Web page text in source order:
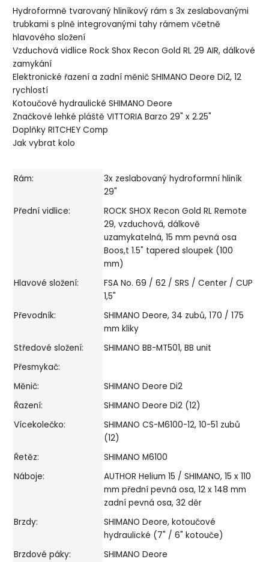
Hydroformně tvarovaný hliníkový rám s 3x zeslabovanými
trubkami s plně integrovanými tahy rámem včetně
hlavového složení
Vzduchová vidlice Rock Shox Recon Gold RL 29 AIR, dálkové
zamykání
Elektronické řazení a zadní měnič SHIMANO Deore Di2, 12
rychlostí
Kotoučové hydraulické SHIMANO Deore
Značkové lehké pláště VITTORIA Barzo 29" x 2.25"
Doplňky RITCHEY Comp
Jak vybrat kolo
Rám:
3x zeslabovaný hydroformní hliník
29"
Přední vidlice:
ROCK SHOX Recon Gold RL Remote
29, vzduchová, dálkově
uzamykatelná, 15 mm pevná osa
Boos,t 1.5" tapered sloupek (100
mm)
Hlavové složení:
FSA No. 69 / 62 / SRS / Center / CUP
1,5"
Převodník:
SHIMANO Deore, 34 zubů, 170 / 175
mm kliky
Středové složení:
SHIMANO BB-MT501, BB unit
Přesmykač:
Měnič:
SHIMANO Deore Di2
Řazení:
SHIMANO Deore Di2 (12)
Vícekolečko:
SHIMANO CS-M6100-12, 10-51 zubů
(12)
Řetěz:
SHIMANO M6100
Náboje:
AUTHOR Helium 15 / SHIMANO, 15 x 110
mm přední pevná osa, 12 x 148 mm
zadní pevná osa, 32 děr
Brzdy:
SHIMANO Deore, kotoučové
hydraulické (7" / 6" kotouče)
Brzdové páky:
SHIMANO Deore